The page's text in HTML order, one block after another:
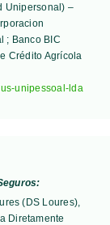
Unipersonal) –
; Banco BIC
Crédito Agrícola
unipessoal-lda
(DS Loures),
Diretamente